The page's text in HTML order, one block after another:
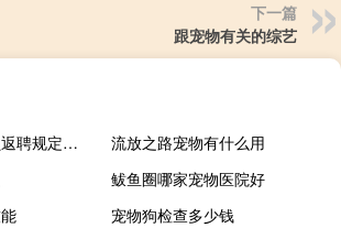
下一篇
跟宠物有关的综艺
事业单位退休人员返聘规定是如何的
流放之路宠物有什么用
鲅鱼圈哪家宠物医院好
宠物狗检查多少钱